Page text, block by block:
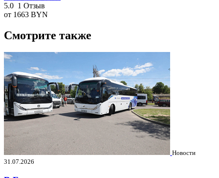
5.0 1 Отзыв
от 1663 BYN
Смотрите также
Новости
31.07.2026